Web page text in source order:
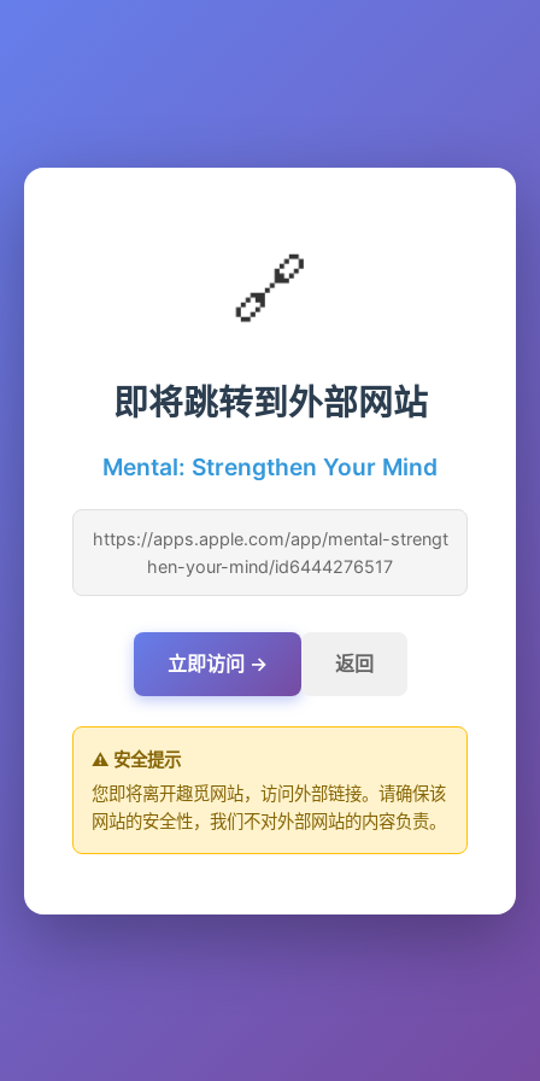
🔗
即将跳转到外部网站
Mental: Strengthen Your Mind
https://apps.apple.com/app/mental-strengt
hen-your-mind/id6444276517
立即访问 → 返回
⚠️ 安全提示
您即将离开趣觅网站，访问外部链接。请确保该
网站的安全性，我们不对外部网站的内容负责。